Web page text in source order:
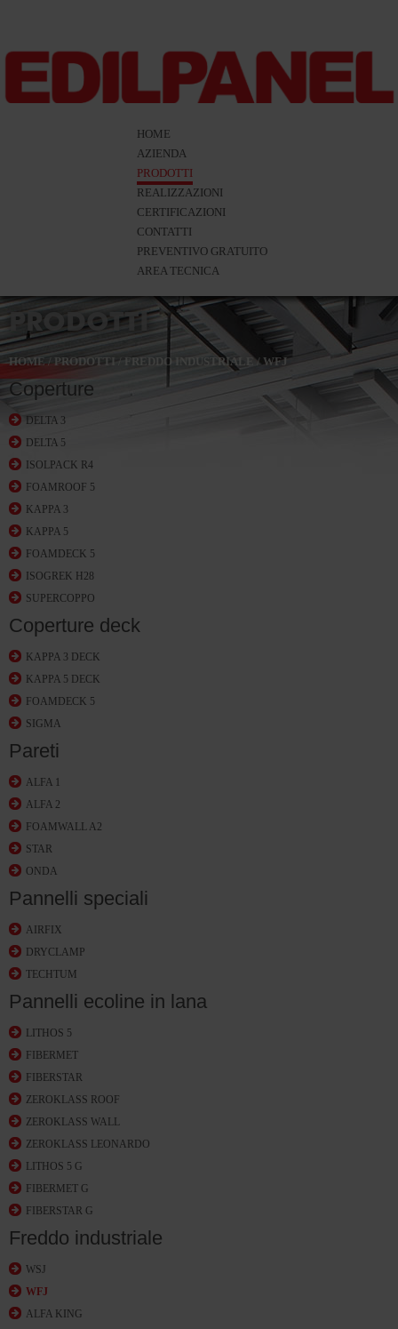
HOME
AZIENDA
PRODOTTI
REALIZZAZIONI
CERTIFICAZIONI
CONTATTI
PREVENTIVO GRATUITO
AREA TECNICA
PRODOTTI
HOME/ PRODOTTI / FREDDO INDUSTRIALE /WFJ
Coperture
DELTA 3
DELTA 5
ISOLPACK R4
FOAMROOF 5
KAPPA 3
KAPPA 5
FOAMDECK 5
ISOGREK H28
SUPERCOPPO
Coperture deck
KAPPA 3 DECK
KAPPA 5 DECK
FOAMDECK 5
SIGMA
Pareti
ALFA 1
ALFA 2
FOAMWALL A2
STAR
ONDA
Pannelli speciali
AIRFIX
DRYCLAMP
TECHTUM
Pannelli ecoline in lana
LITHOS 5
FIBERMET
FIBERSTAR
ZEROKLASS ROOF
ZEROKLASS WALL
ZEROKLASS LEONARDO
LITHOS 5 G
FIBERMET G
FIBERSTAR G
Freddo industriale
WSJ
WFJ
ALFA KING